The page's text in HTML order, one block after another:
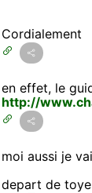
Cordialement
en effet, le
http://
moi aussi je
depart de